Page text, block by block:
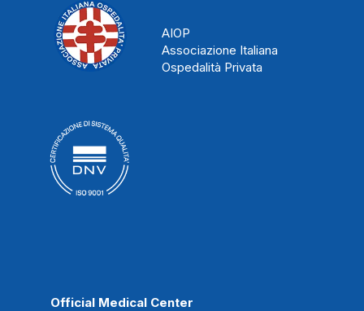
AIOP
Associazione Italiana
Ospedalità Privata
Official Medical Center